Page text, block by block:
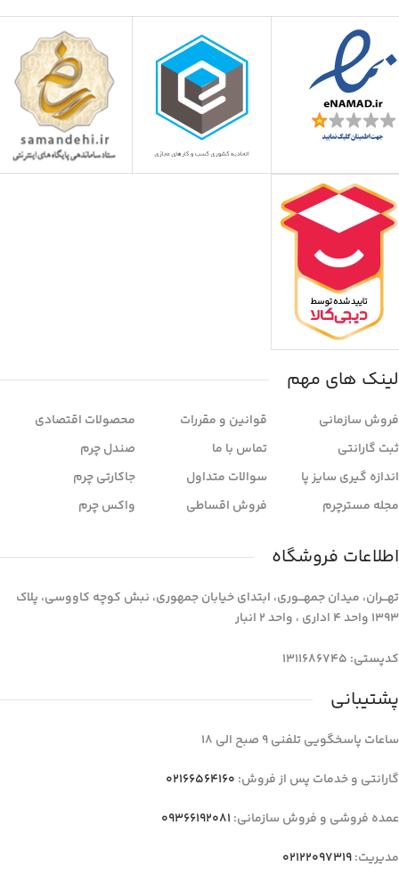
لینک های مهم
فروش سازمانی
ثبت گارانتی
اندازه گیری سایز پا
مجله مسترچرم
قوانین و مقررات
تماس با ما
سوالات متداول
فروش اقساطی
محصولات اقتصادی
صندل چرم
جاکارتی چرم
واکس چرم
اطلاعات فروشگاه
تهـــران، میدان جمهـــوری، ابتدای خیابان جمهوری، نبش کوچه کاووسی، پلاک
1393 واحد 4 اداری ، واحد 2 انبار
کدپستی: 1311686745
پشتیبانی
ساعات پاسخگویی تلفنی 9 صبح الی 18
گارانتی و خدمات پس از فروش: 02166564160
عمده فروشی و فروش سازمانی: 09366192081
مدیریت:02122097319